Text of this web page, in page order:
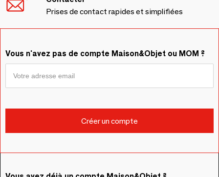
Prises de contact rapides et simplifiées
Vous n'avez pas de compte Maison&Objet ou MOM ?